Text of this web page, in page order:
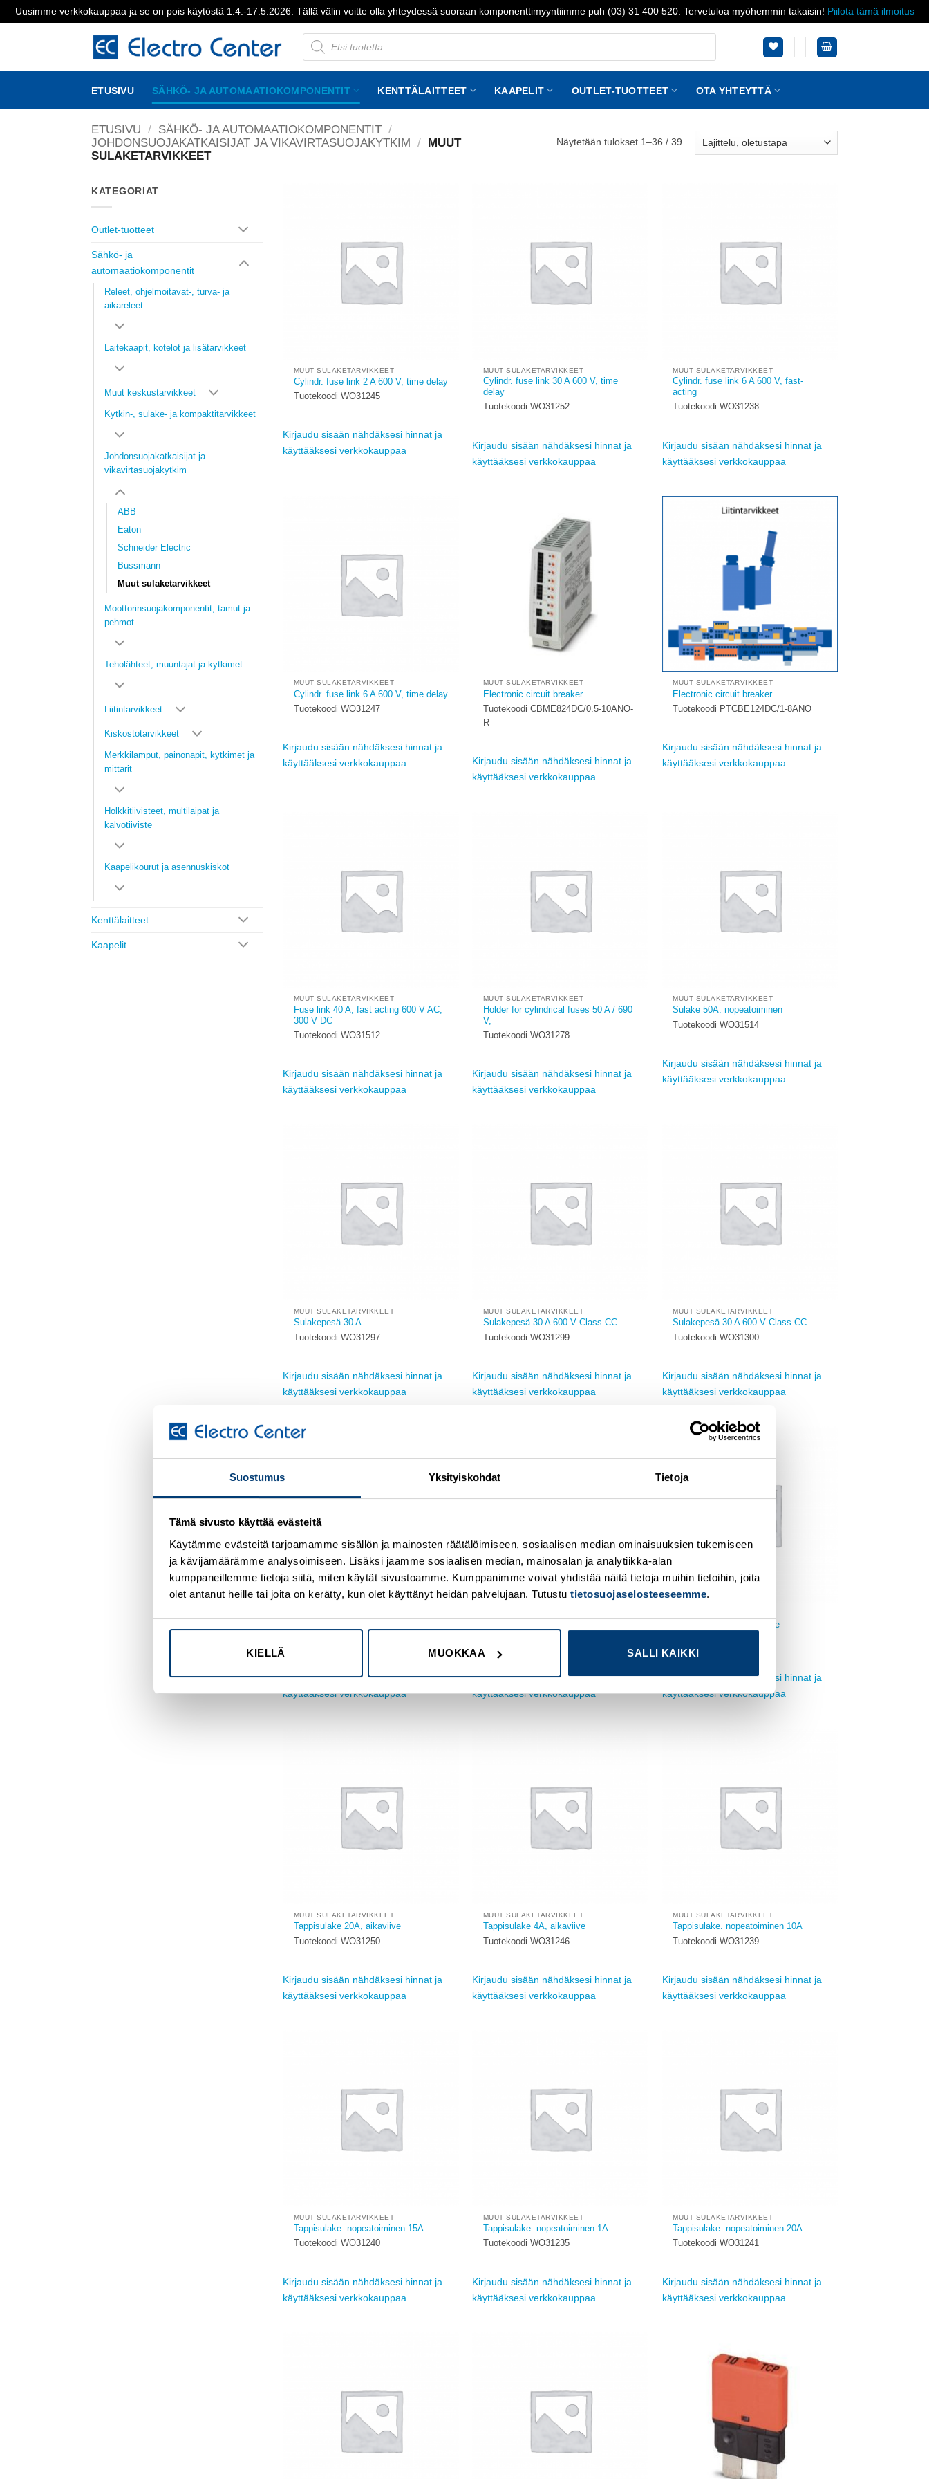
Suostumus Yksityiskohdat Tietoja
Tämä sivusto käyttää evästeitä
Käytämme evästeitä tarjoamamme sisällön ja mainosten räätälöimiseen, sosiaalisen median ominaisuuksien tukemiseen
ja kävijämäärämme analysoimiseen. Lisäksi jaamme sosiaalisen median, mainosalan ja analytiikka-alan
kumppaneillemme tietoja siitä, miten käytät sivustoamme. Kumppanimme voivat yhdistää näitä tietoja muihin tietoihin, joita
olet antanut heille tai joita on kerätty, kun olet käyttänyt heidän palvelujaan. Tutustu tietosuojaselosteeseemme.
KIELLÄ MUOKKAA SALLI KAIKKI
Uusimme verkkokauppaa ja se on pois käytöstä 1.4.-17.5.2026. Tällä välin voitte olla yhteydessä suoraan komponenttimyyntiimme puh (03) 31 400 520. Tervetuloa myöhemmin takaisin! Piilota tämä ilmoitus
Products
search
ETUSIVU SÄHKÖ- JA AUTOMAATIOKOMPONENTIT KENTTÄLAITTEET KAAPELIT OUTLET-TUOTTEET OTA YHTEYTTÄ
ETUSIVU / SÄHKÖ- JA AUTOMAATIOKOMPONENTIT /
JOHDONSUOJAKATKAISIJAT JA VIKAVIRTASUOJAKYTKIM / MUUT
SULAKETARVIKKEET
Näytetään tulokset 1–36 / 39
KATEGORIAT
Outlet-tuotteet
Sähkö- ja
automaatiokomponentit
Releet, ohjelmoitavat-, turva- ja
aikareleet
Laitekaapit, kotelot ja lisätarvikkeet
Muut keskustarvikkeet
Kytkin-, sulake- ja kompaktitarvikkeet
Johdonsuojakatkaisijat ja
vikavirtasuojakytkim
ABB
Eaton
Schneider Electric
Bussmann
Muut sulaketarvikkeet
Moottorinsuojakomponentit, tamut ja
pehmot
Teholähteet, muuntajat ja kytkimet
Liitintarvikkeet
Kiskostotarvikkeet
Merkkilamput, painonapit, kytkimet ja
mittarit
Holkkitiivisteet, multilaipat ja
kalvotiiviste
Kaapelikourut ja asennuskiskot
Kenttälaitteet
Kaapelit
MUUT SULAKETARVIKKEET
Cylindr. fuse link 2 A 600 V, time delay
Tuotekoodi WO31245
Kirjaudu sisään nähdäksesi hinnat ja
käyttääksesi verkkokauppaa
MUUT SULAKETARVIKKEET
Cylindr. fuse link 30 A 600 V, time
delay
Tuotekoodi WO31252
Kirjaudu sisään nähdäksesi hinnat ja
käyttääksesi verkkokauppaa
MUUT SULAKETARVIKKEET
Cylindr. fuse link 6 A 600 V, fast-
acting
Tuotekoodi WO31238
Kirjaudu sisään nähdäksesi hinnat ja
käyttääksesi verkkokauppaa
MUUT SULAKETARVIKKEET
Cylindr. fuse link 6 A 600 V, time delay
Tuotekoodi WO31247
Kirjaudu sisään nähdäksesi hinnat ja
käyttääksesi verkkokauppaa
MUUT SULAKETARVIKKEET
Electronic circuit breaker
Tuotekoodi CBME824DC/0.5-10ANO-
R
Kirjaudu sisään nähdäksesi hinnat ja
käyttääksesi verkkokauppaa
MUUT SULAKETARVIKKEET
Electronic circuit breaker
Tuotekoodi PTCBE124DC/1-8ANO
Kirjaudu sisään nähdäksesi hinnat ja
käyttääksesi verkkokauppaa
MUUT SULAKETARVIKKEET
Fuse link 40 A, fast acting 600 V AC,
300 V DC
Tuotekoodi WO31512
Kirjaudu sisään nähdäksesi hinnat ja
käyttääksesi verkkokauppaa
MUUT SULAKETARVIKKEET
Holder for cylindrical fuses 50 A / 690
V,
Tuotekoodi WO31278
Kirjaudu sisään nähdäksesi hinnat ja
käyttääksesi verkkokauppaa
MUUT SULAKETARVIKKEET
Sulake 50A. nopeatoiminen
Tuotekoodi WO31514
Kirjaudu sisään nähdäksesi hinnat ja
käyttääksesi verkkokauppaa
MUUT SULAKETARVIKKEET
Sulakepesä 30 A
Tuotekoodi WO31297
Kirjaudu sisään nähdäksesi hinnat ja
käyttääksesi verkkokauppaa
MUUT SULAKETARVIKKEET
Sulakepesä 30 A 600 V Class CC
Tuotekoodi WO31299
Kirjaudu sisään nähdäksesi hinnat ja
käyttääksesi verkkokauppaa
MUUT SULAKETARVIKKEET
Sulakepesä 30 A 600 V Class CC
Tuotekoodi WO31300
Kirjaudu sisään nähdäksesi hinnat ja
käyttääksesi verkkokauppaa
Add to
Kirjaudu sisään nähdäksesi hinnat ja
käyttääksesi verkkokauppaa
Add to
Kirjaudu sisään nähdäksesi hinnat ja
käyttääksesi verkkokauppaa
Tappisulake 15A, aikaviive
Kirjaudu sisään nähdäksesi hinnat ja
käyttääksesi verkkokauppaa
MUUT SULAKETARVIKKEET
Tappisulake 20A, aikaviive
Tuotekoodi WO31250
Kirjaudu sisään nähdäksesi hinnat ja
käyttääksesi verkkokauppaa
MUUT SULAKETARVIKKEET
Tappisulake 4A, aikaviive
Tuotekoodi WO31246
Kirjaudu sisään nähdäksesi hinnat ja
käyttääksesi verkkokauppaa
MUUT SULAKETARVIKKEET
Tappisulake. nopeatoiminen 10A
Tuotekoodi WO31239
Kirjaudu sisään nähdäksesi hinnat ja
käyttääksesi verkkokauppaa
MUUT SULAKETARVIKKEET
Tappisulake. nopeatoiminen 15A
Tuotekoodi WO31240
Kirjaudu sisään nähdäksesi hinnat ja
käyttääksesi verkkokauppaa
MUUT SULAKETARVIKKEET
Tappisulake. nopeatoiminen 1A
Tuotekoodi WO31235
Kirjaudu sisään nähdäksesi hinnat ja
käyttääksesi verkkokauppaa
MUUT SULAKETARVIKKEET
Tappisulake. nopeatoiminen 20A
Tuotekoodi WO31241
Kirjaudu sisään nähdäksesi hinnat ja
käyttääksesi verkkokauppaa